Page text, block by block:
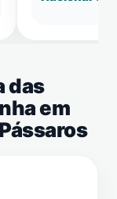
das
em